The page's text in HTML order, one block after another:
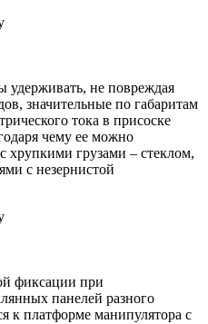
не повреждая
значительные по габаритам
тока в присоске
чему ее можно
хрупкими грузами – стеклом,
с незернистой
фиксации при
панелей разного
к платформе манипулятора с